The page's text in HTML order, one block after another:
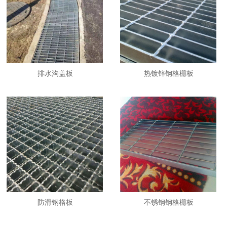
排水沟盖板 热镀锌钢格栅板
防滑钢格板 不锈钢钢格栅板